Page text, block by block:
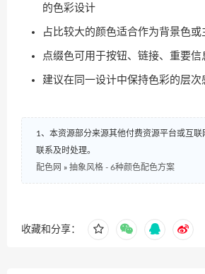
的色彩设计
占比较大的颜色适合作为背景色或
点缀色可用于按钮、链接、重要信
建议在同一设计中保持色彩的层次
1、本资源部分来源其他付费资源平台或互
联系及时处理。
配色网 » 抽象风格 - 6种颜色配色方案
收藏和分享：